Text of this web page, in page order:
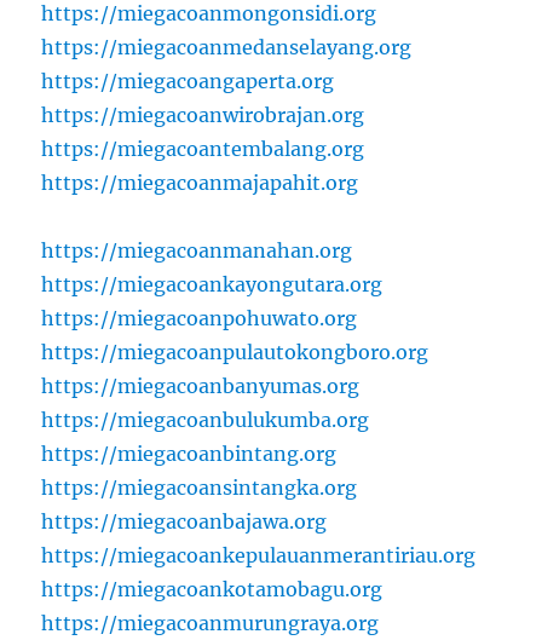
https://miegacoanmongonsidi.org
https://miegacoanmedanselayang.org
https://miegacoangaperta.org
https://miegacoanwirobrajan.org
https://miegacoantembalang.org
https://miegacoanmajapahit.org
https://miegacoanmanahan.org
https://miegacoankayongutara.org
https://miegacoanpohuwato.org
https://miegacoanpulautokongboro.org
https://miegacoanbanyumas.org
https://miegacoanbulukumba.org
https://miegacoanbintang.org
https://miegacoansintangka.org
https://miegacoanbajawa.org
https://miegacoankepulauanmerantiriau.org
https://miegacoankotamobagu.org
https://miegacoanmurungraya.org